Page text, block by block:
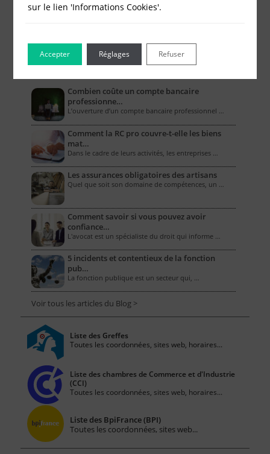
Le Blog pour les Entreprises
Combien coûte un compte bancaire
professionne…
L’ouverture d’un compte bancaire professionnel …
Comment la RC pro couvre-t-elle les biens
mat…
Dans le cadre de leurs activités, les entreprises …
Les assurances obligatoires des artisans
Quel que soit son domaine de compétences, un …
Comment savoir si vous pouvez avoir
confiance…
L'avocat est un spécialiste du droit qui informe …
5 incidents et contentieux de la fonction
pub…
La fonction publique est un secteur qui, …
Voir tous les articles du Blog >
Liste des Greffes
Toutes les coordonnées, sites web, horaires...
Liste des chambres de Commerce et d'Industrie
(CCI)
Toutes les coordonnées, sites web, horaires...
Liste des BpiFrance (BPI)
Toutes les coordonnées, sites web...
sur le lien 'Informations Cookies'.
Accepter Refuser
Réglages